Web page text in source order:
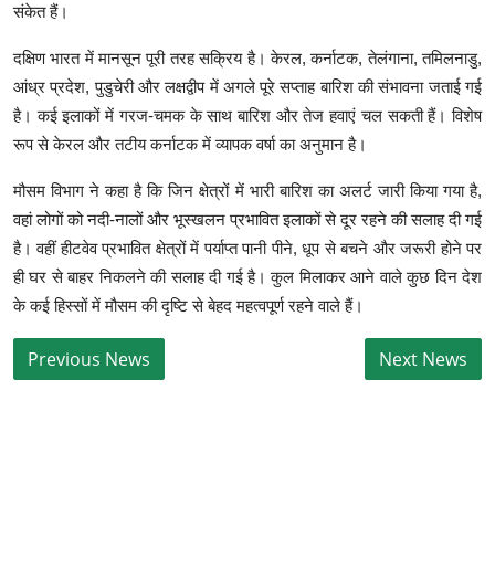
संकेत हैं।
दक्षिण भारत में मानसून पूरी तरह सक्रिय है। केरल, कर्नाटक, तेलंगाना, तमिलनाडु,
आंध्र प्रदेश, पुडुचेरी और लक्षद्वीप में अगले पूरे सप्ताह बारिश की संभावना जताई गई
है। कई इलाकों में गरज-चमक के साथ बारिश और तेज हवाएं चल सकती हैं। विशेष
रूप से केरल और तटीय कर्नाटक में व्यापक वर्षा का अनुमान है।
मौसम विभाग ने कहा है कि जिन क्षेत्रों में भारी बारिश का अलर्ट जारी किया गया है,
वहां लोगों को नदी-नालों और भूस्खलन प्रभावित इलाकों से दूर रहने की सलाह दी गई
है। वहीं हीटवेव प्रभावित क्षेत्रों में पर्याप्त पानी पीने, धूप से बचने और जरूरी होने पर
ही घर से बाहर निकलने की सलाह दी गई है। कुल मिलाकर आने वाले कुछ दिन देश
के कई हिस्सों में मौसम की दृष्टि से बेहद महत्वपूर्ण रहने वाले हैं।